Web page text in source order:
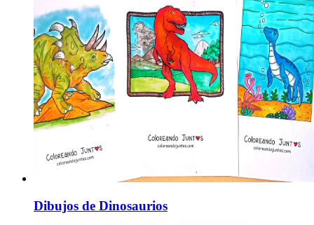
Dibujos de Dinosaurios